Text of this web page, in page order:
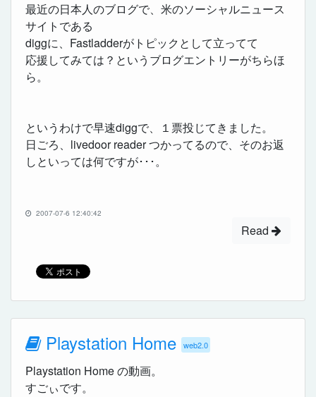
最近の日本人のブログで、米のソーシャルニュース
サイトである
diggに、Fastladderがトピックとして立ってて
応援してみては？というブログエントリーがちらほ
ら。
というわけで早速diggで、１票投じてきました。
日ごろ、livedoor reader つかってるので、そのお返
しといっては何ですが･･･。
2007-07-6 12:40:42
Read
Playstation Home web2.0
Playstation Home の動画。
すごぃです。